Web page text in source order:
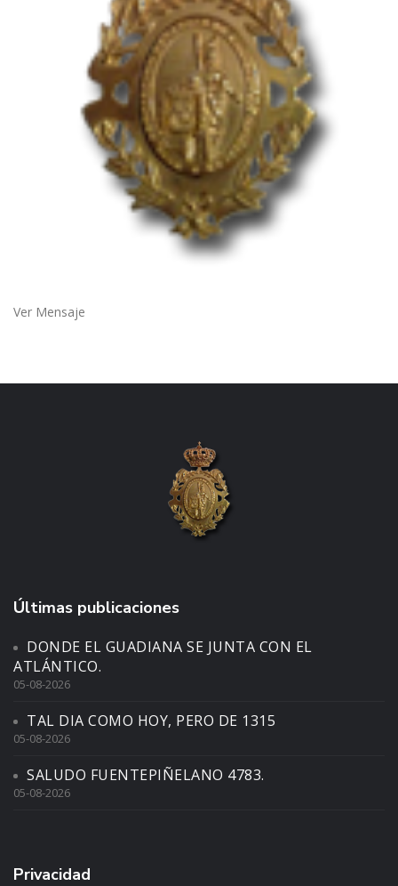
Ver Mensaje
Últimas publicaciones
DONDE EL GUADIANA SE JUNTA CON EL
ATLÁNTICO.
05-08-2026
TAL DIA COMO HOY, PERO DE 1315
05-08-2026
SALUDO FUENTEPIÑELANO 4783.
05-08-2026
Privacidad